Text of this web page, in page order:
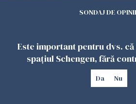
Româncă din Italia, acuzată
singuri în casă pentru a
SONDAJ DE
Este important pentru dvs.
spațiul Schengen, fără
Da Nu